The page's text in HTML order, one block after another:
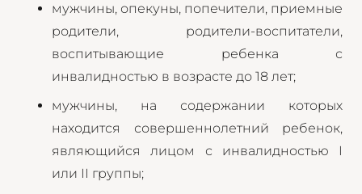
мужчины, опекуны, попечители, приемные
родители, родители-воспитатели,
воспитывающие ребенка с
инвалидностью в возрасте до 18 лет;
мужчины, на содержании которых
находится совершеннолетний ребенок,
являющийся лицом с инвалидностью I
или II группы;